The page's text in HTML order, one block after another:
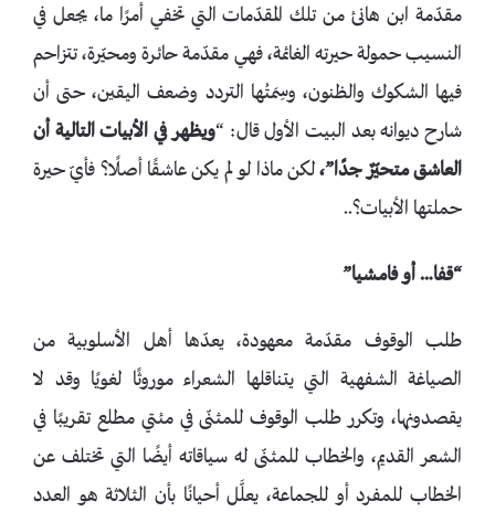
مقدّمة ابن هانئ من تلك المقدّمات التي تخفي أمرًا ما، يجعل في
النسيب حمولة حيرته الغائمة، فهي مقدّمة حائرة ومحيّرة، تتزاحم
فيها الشكوك والظنون، وسِمَتُها التردد وضعف اليقين، حتى أن
شارح ديوانه بعد البيت الأول قال: “ويظهر في الأبيات التالية أن
العاشق متحيّرٌ جدًا”،لكن ماذا لو لم يكن عاشقًا أصلًا؟ فأيّ حيرة
حملتها الأبيات؟..
“قفا… أو فامشيا”
طلب الوقوف مقدّمة معهودة، يعدّها أهل الأسلوبية من
الصياغة الشفهية التي يتناقلها الشعراء موروثًا لغويًا وقد لا
يقصدونها، وتكرر طلب الوقوف للمثنّى في مئتي مطلع تقريبًا في
الشعر القديم، والخطاب للمثنّى له سياقاته أيضًا التي تختلف عن
الخطاب للمفرد أو للجماعة، يعلَّل أحيانًا بأن الثلاثة هو العدد